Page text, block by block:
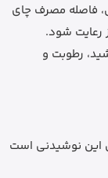
فاصله مصرف چای
رعایت شود.
رطوبت و
این نوشیدنی است